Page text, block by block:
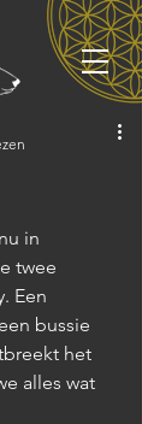
in
twee
Een
bussie
het
alles wat